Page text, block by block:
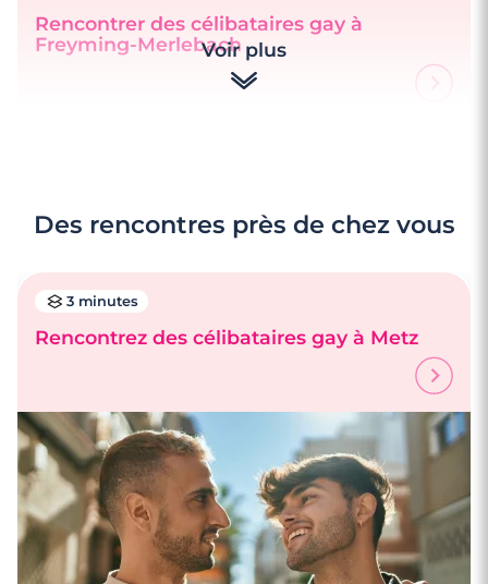
Rencontrer des célibataires gay à
Freyming-Merlebach
3 minutes
Rencontrer des célibataires gay à Forbach
Voir plus
Des rencontres près de chez vous
3 minutes
Rencontrez des célibataires gay à Metz